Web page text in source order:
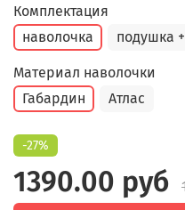
Комплектация
наволочка
подушка
Материал наволочки
Габардин
Атлас
-27%
1390.00 руб